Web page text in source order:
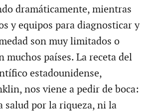
dramáticamente, mientras
y equipos para diagnosticar y
son muy limitados o
muchos países. La receta del
estadounidense,
nos viene a pedir de boca:
salud por la riqueza, ni la